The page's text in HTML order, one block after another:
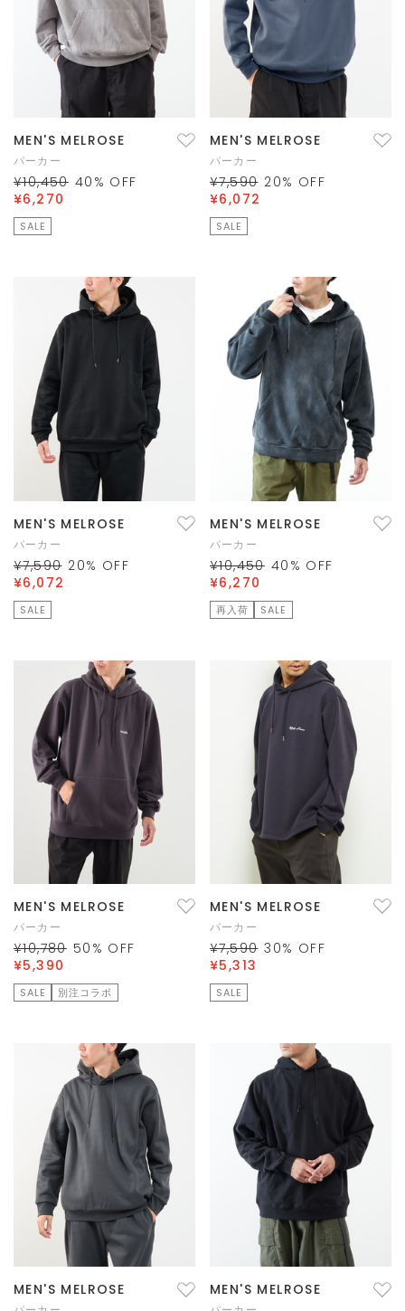
MEN'S MELROSE
パーカー
¥10,450 40 % OFF
¥6,270
SALE
MEN'S MELROSE
パーカー
¥7,590 20% OFF
¥6,072
SALE
MEN'S MELROSE
パーカー
¥7,590 20% OFF
¥6,072
SALE
MEN'S MELROSE
パーカー
¥10,450 40 % OFF
¥6,270
再入荷 SALE
MEN'S MELROSE
パーカー
¥10,780 50 % OFF
¥5,390
SALE 別注コラボ
MEN'S MELROSE
パーカー
¥7,590 30% OFF
¥5,313
SALE
MEN'S MELROSE MEN'S MELROSE